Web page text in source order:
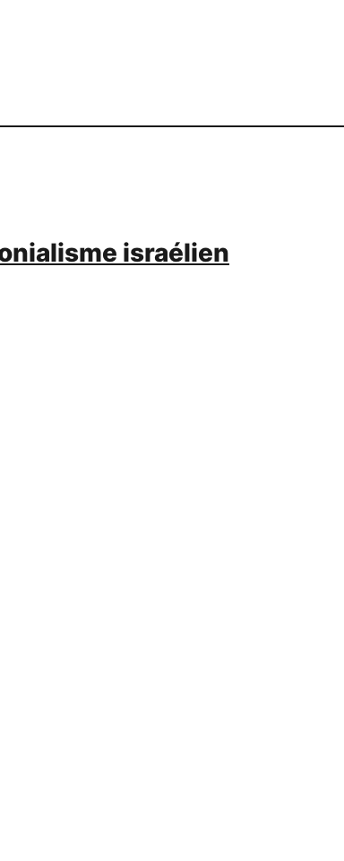
israélien